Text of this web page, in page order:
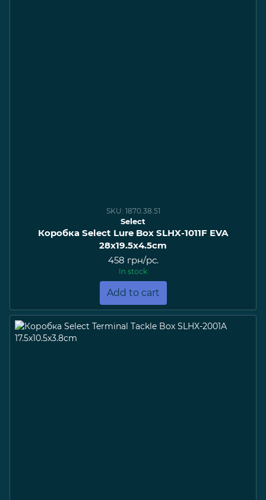
SKU: 1870.38.51
Select
Коробка Select Lure Box SLHX-1011F EVA
28х19.5х4.5cm
458 грн/pc.
In stock
Add to cart